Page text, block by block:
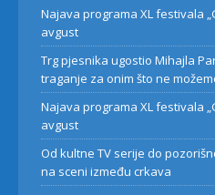
Najava programa XL festivala
avgust
Trg pjesnika ugostio Mihajla
traganje za onim što ne
Najava programa XL festivala
avgust
Od kultne TV serije do
na sceni između crkava